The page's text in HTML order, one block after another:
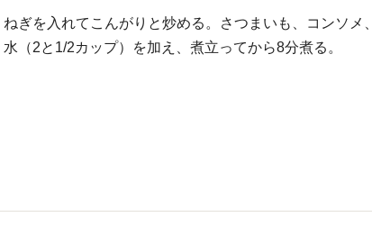
ねぎを入れてこんがりと炒める。さつまいも、コンソメ、
水（2と1/2カップ）を加え、煮立ってから8分煮る。